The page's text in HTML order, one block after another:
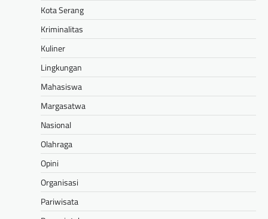
Kota Serang
Kriminalitas
Kuliner
Lingkungan
Mahasiswa
Margasatwa
Nasional
Olahraga
Opini
Organisasi
Pariwisata